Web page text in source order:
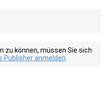
zu können, müssen Sie sich
Publisher anmelden